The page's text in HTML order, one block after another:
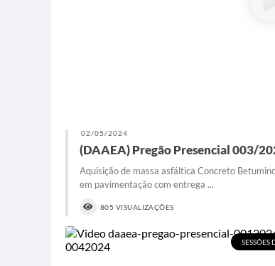
02/05/2024
(DAAEA) Pregão Presencial 003/
Aquisição de massa asfáltica Concreto
em pavimentação com entrega ...
805 VISUALIZAÇÕES
SESSÕES